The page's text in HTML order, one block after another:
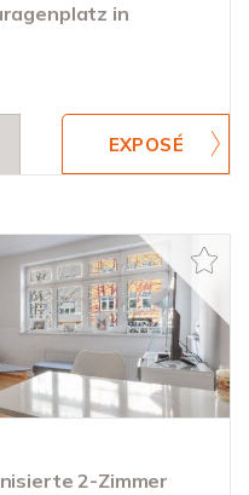
in
2-Zimmer